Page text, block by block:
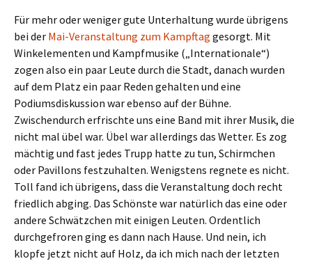
Für mehr oder weniger gute Unterhaltung wurde übrigens
bei der Mai-Veranstaltung zum Kampftag gesorgt. Mit
Winkelementen und Kampfmusike („Internationale“)
zogen also ein paar Leute durch die Stadt, danach wurden
auf dem Platz ein paar Reden gehalten und eine
Podiumsdiskussion war ebenso auf der Bühne.
Zwischendurch erfrischte uns eine Band mit ihrer Musik, die
nicht mal übel war. Übel war allerdings das Wetter. Es zog
mächtig und fast jedes Trupp hatte zu tun, Schirmchen
oder Pavillons festzuhalten. Wenigstens regnete es nicht.
Toll fand ich übrigens, dass die Veranstaltung doch recht
friedlich abging. Das Schönste war natürlich das eine oder
andere Schwätzchen mit einigen Leuten. Ordentlich
durchgefroren ging es dann nach Hause. Und nein, ich
klopfe jetzt nicht auf Holz, da ich mich nach der letzten